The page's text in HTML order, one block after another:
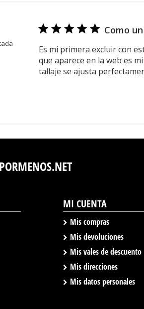
Como
Es mi primera excluir con
que aparece en la web es
tallaje se ajusta
MI CUENTA
Mis compras
Mis devoluciones
Mis vales de descuento
Mis direcciones
Mis datos personales